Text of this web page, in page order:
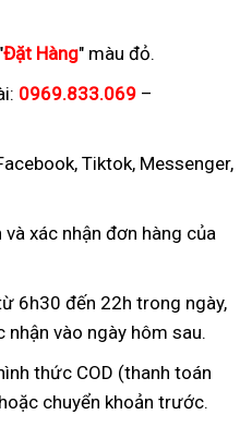
Đặt Hàng" màu đỏ.
0969.833.069 –
Tiktok, Messenger,
xác nhận đơn hàng của
6h30 đến 22h trong ngày,
vào ngày hôm sau.
thức COD (thanh toán
chuyển khoản trước.